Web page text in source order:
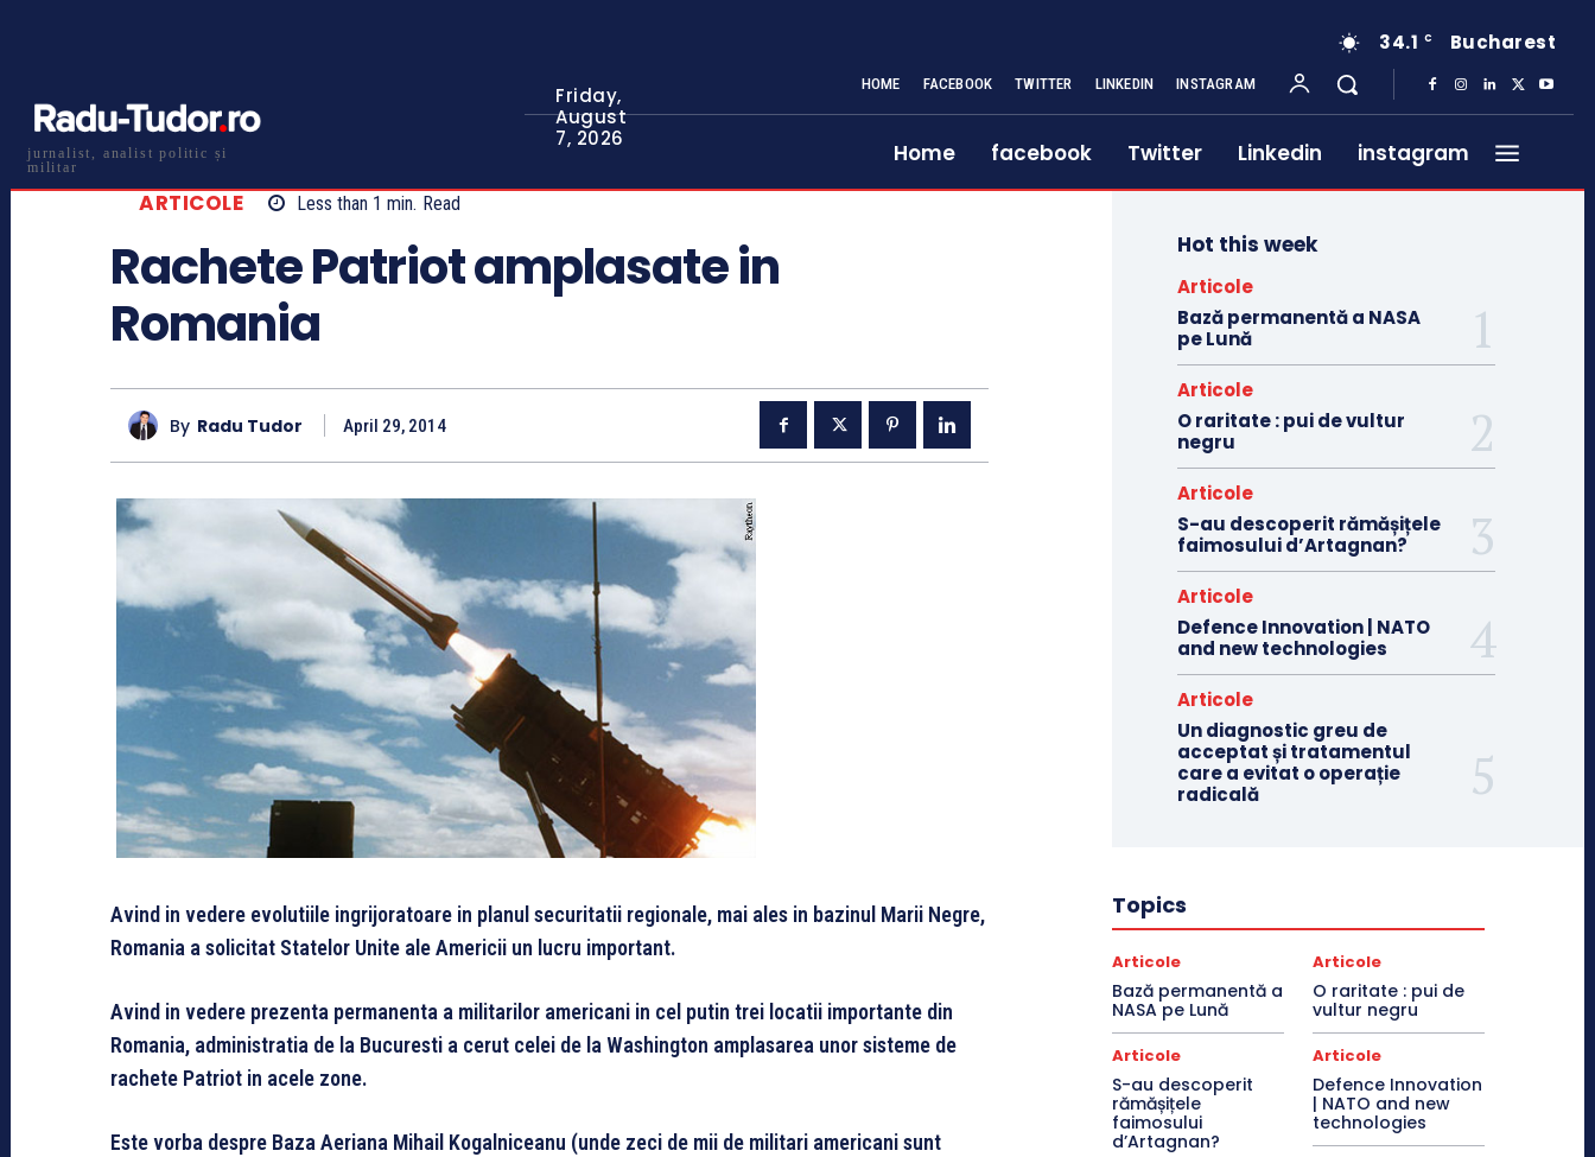
jurnalist, analist politic și
militar
Friday,
August
7, 2026
34.1 C Bucharest
HOME FACEBOOK TWITTER LINKEDIN INSTAGRAM
Home facebook Twitter Linkedin
instagram
ARTICOLE
Less than 1 min. Read
Rachete Patriot amplasate in
Romania
By Radu Tudor April 29, 2014
Avind in vedere evolutiile ingrijoratoare in planul securitatii regionale, mai ales in bazinul Marii Negre,
Romania a solicitat Statelor Unite ale Americii un lucru important.
Avind in vedere prezenta permanenta a militarilor americani in cel putin trei locatii importante din
Romania, administratia de la Bucuresti a cerut celei de la Washington amplasarea unor sisteme de
rachete Patriot in acele zone.
Este vorba despre Baza Aeriana Mihail Kogalniceanu (unde zeci de mii de militari americani sunt
Hot this week
Articole
Bază permanentă a NASA
pe Lună
Articole
O raritate : pui de vultur
negru
Articole
S-au descoperit rămășițele
faimosului d’Artagnan?
Articole
Defence Innovation | NATO
and new technologies
Articole
Un diagnostic greu de
acceptat și tratamentul
care a evitat o operație
radicală
Topics
Articole
Bază permanentă a
NASA pe Lună
Articole
O raritate : pui de
vultur negru
Articole
S-au descoperit
rămășițele
faimosului
d’Artagnan?
Articole
Defence Innovation
| NATO and new
technologies